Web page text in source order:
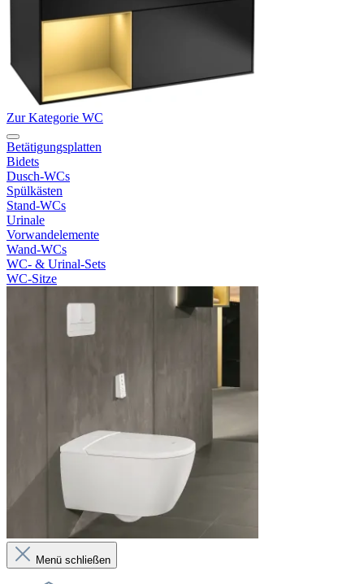
Zur Kategorie WC
Betätigungsplatten
Bidets
Dusch-WCs
Spülkästen
Stand-WCs
Urinale
Vorwandelemente
Wand-WCs
WC- & Urinal-Sets
WC-Sitze
Menü schließen